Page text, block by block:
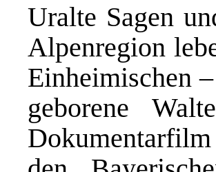
Uralte Sagen
Alpenregion
Einheimischen
geborene